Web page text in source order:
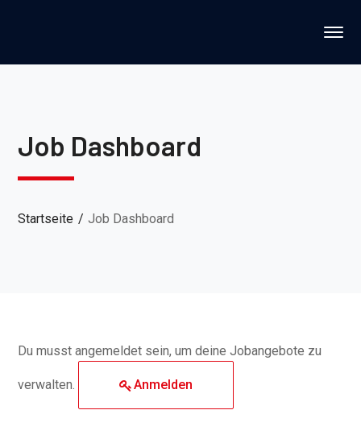
Job Dashboard
Startseite Job Dashboard
Du musst angemeldet sein, um deine Jobangebote zu
verwalten. Anmelden